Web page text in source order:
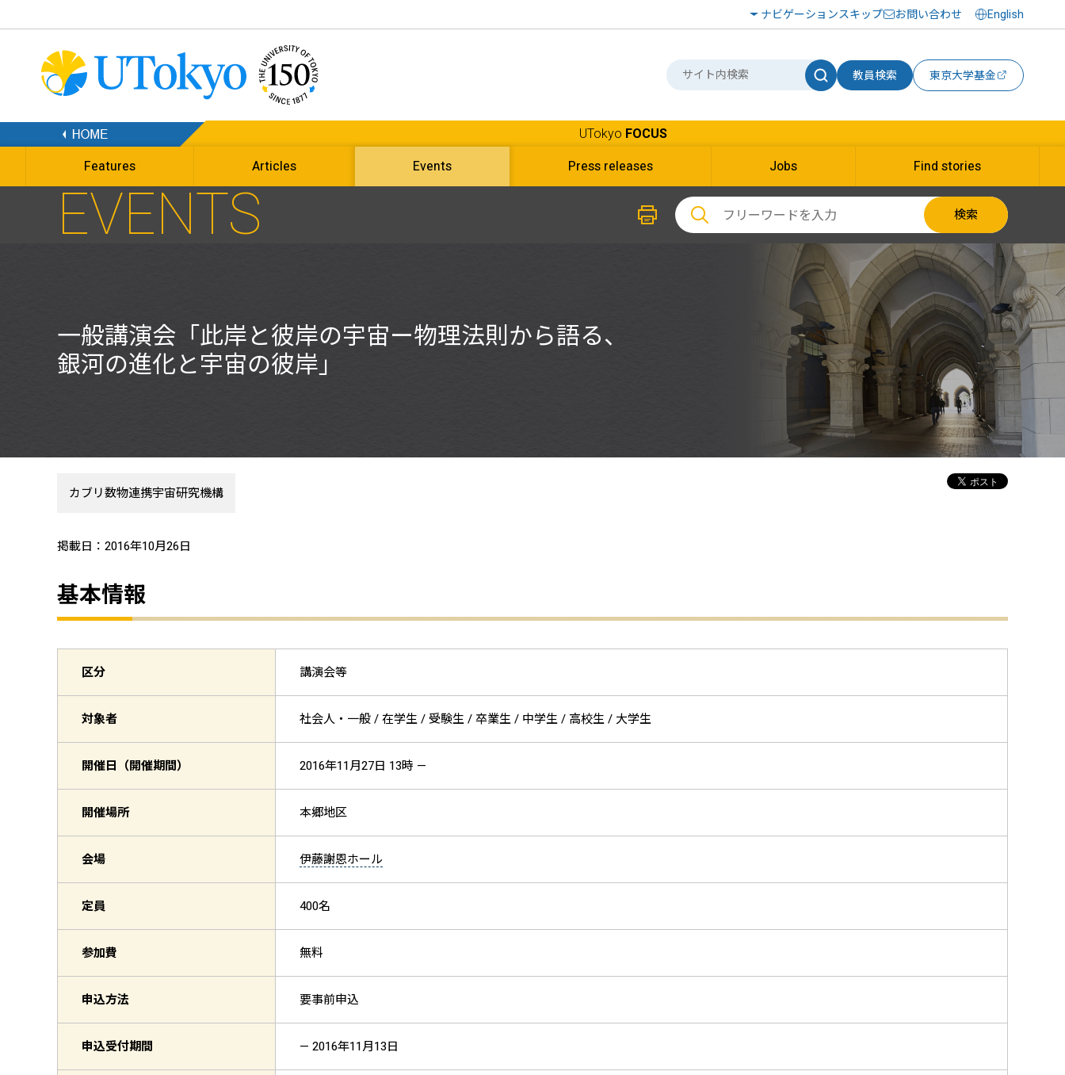
ナビゲーションスキップ お問い合わせ English
教員検索 東京大学基金
UTokyo FOCUS
Features Articles Events Press releases Jobs Find stories
EVENTS 検索
一般講演会「此岸と彼岸の宇宙ー物理法則から語る、
銀河の進化と宇宙の彼岸」
カブリ数物連携宇宙研究機構
掲載日：2016年10月26日
基本情報
区分 講演会等
対象者 社会人・一般 / 在学生 / 受験生 / 卒業生 / 中学生 / 高校生 / 大学生
開催日（開催期間） 2016年11月27日 13時 —
開催場所 本郷地区
会場 伊藤謝恩ホール
定員 400名
参加費 無料
申込方法 要事前申込
申込受付期間 — 2016年11月13日